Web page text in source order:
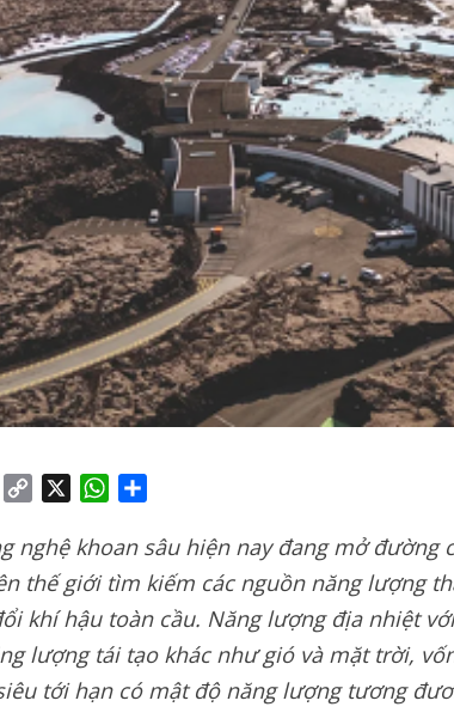
Email
Copy
WhatsApp
nghệ khoan sâu hiện nay đang mở đường
thế giới tìm kiếm các nguồn năng lượng
khí hậu toàn cầu. Năng lượng địa nhiệt
lượng tái tạo khác như gió và mặt trời,
tới hạn có mật độ năng lượng tương